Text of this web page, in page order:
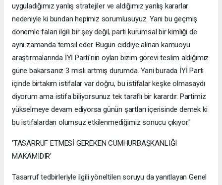
uyguladığımız yanlış stratejiler ve aldığımız yanlış kararlar
nedeniyle ki bundan hepimiz sorumlusuyuz. Yani bu geçmiş
dönemle falan ilgili bir şey değil, parti kurumsal bir kimliği de
aynı zamanda temsil eder. Bugün ciddiye alınan kamuoyu
araştırmalarında İYİ Parti'nin oyları bizim görevi teslim aldığımız
güne bakarsanız 3 misli artmış durumda. Yani burada İYİ Parti
içinde birtakım istifalar var doğru, bu istifalar keşke olmasaydı
diyorum ama istifa biliyorsunuz tek taraflı bir karardır. Partimiz
yükselmeye devam ediyorsa günün şartları içerisinde demek ki
bu istifalardan olumsuz etkilenmediğimiz sonucu çıkıyor."
'TASARRUF ETMESİ GEREKEN CUMHURBAŞKANLIĞI
MAKAMIDIR'
Tasarruf tedbirleriyle ilgili yöneltilen soruyu da yanıtlayan Genel